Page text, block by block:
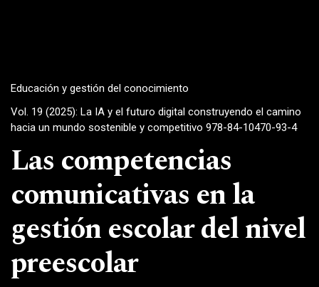
Educación y gestión del conocimiento
Vol. 19 (2025): La IA y el futuro digital construyendo el camino
hacia un mundo sostenible y competitivo 978-84-10470-93-4
Las competencias
comunicativas en la
gestión escolar del nivel
preescolar